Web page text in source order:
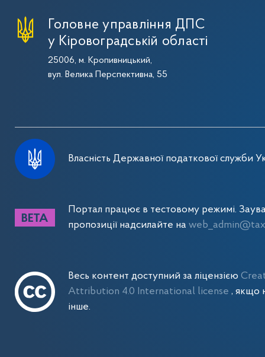
Головне управління ДПС
у Кіровоградській області
25006, м. Кропивницький,
вул. Велика Перспективна, 55
Власність Державної податкової служби
Портал працює в тестовому режимі.
пропозиції надсилайте на
Весь контент доступний за ліцензією
Attribution 4.0 International license , якщо
інше.